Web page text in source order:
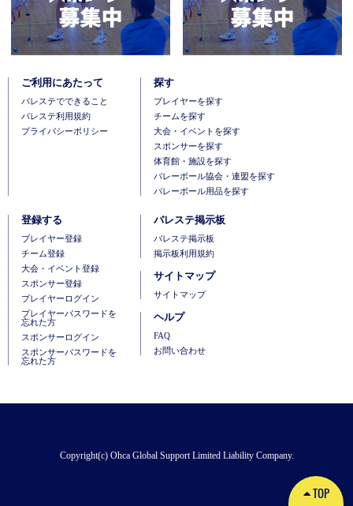
ご利用にあたって
バレステでできること
バレステ利用規約
プライバシーポリシー
探す
プレイヤーを探す
チームを探す
大会・イベントを探す
スポンサーを探す
体育館・施設を探す
バレーボール協会・連盟を探す
バレーボール用品を探す
登録する
ブレイヤー登録
チーム登録
大会・イベント登録
スポンサー登録
プレイヤーログイン
プレイヤーパスワードを
忘れた方
スポンサーログイン
スポンサーパスワードを
忘れた方
バレステ掲示板
バレステ掲示板
掲示板利用規約
サイトマップ
サイトマップ
ヘルプ
FAQ
お問い合わせ
Copyright(c) Ohca Global Support Limited Liability Company.
TOP